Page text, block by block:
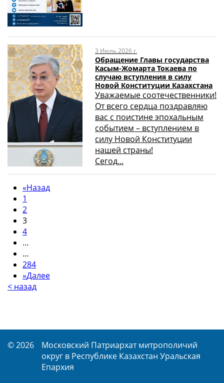
3 Июль 2026 г.
Обращение Главы государства
Касым-Жомарта Токаева по
случаю вступления в силу
Новой Конституции Казахстана
Уважаемые соотечественники!
От всего сердца поздравляю
вас с поистине эпохальным
событием – вступлением в
силу Новой Конституции
нашей страны!
Сегод...
«Назад
1
2
3
4
…
…
284
»Далее
< назад
© 2026
Московский Патриархат митрополичий
округ в Республике Казахстан Уральская
Епархия